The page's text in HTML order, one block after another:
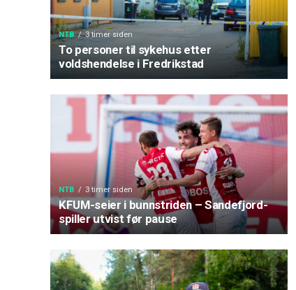
NTB 3 timer siden
To personer til sykehus etter
voldshendelse i Fredrikstad
NTB 3 timer siden
KFUM-seier i bunnstriden – Sandefjord-
spiller utvist før pause